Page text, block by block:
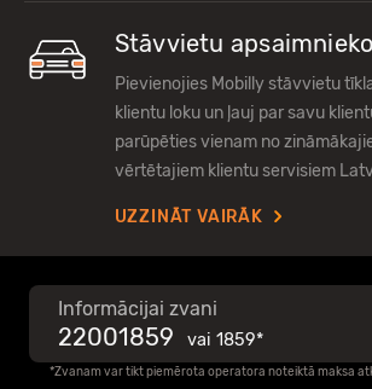
Stāvvietu
Pievienojies Mobilly stāvvietu
klientu loku un ļauj par savu
parūpēties vienam no
vērtētajiem klientu servisiem
UZZINĀT VAIRĀK
Informācijai zvani
22001859 vai 1859*
*Zvanam var tikt piemērota operatora noteiktā maksa